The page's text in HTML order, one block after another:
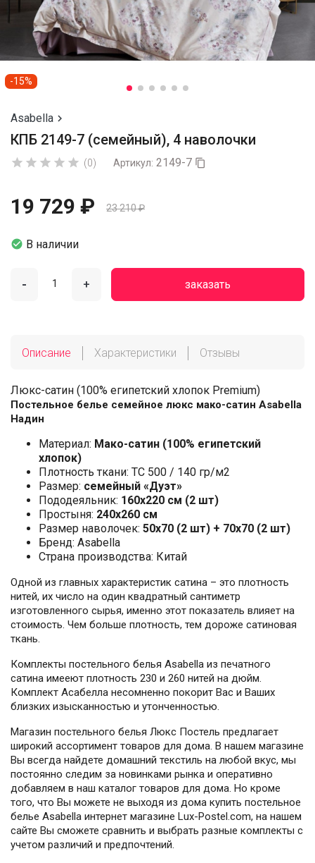
-15%
Asabella 
КПБ 2149-7 (семейный), 4 наволочки
     (0) Артикул: 2149-7 
19 729 ₽ 23 210 ₽
 В наличии
- + заказать
Описание Характеристики Отзывы
Люкс-сатин (100% египетский хлопок Premium)
Постельное белье семейное люкс мако-сатин Asabella
Надин
Материал: Мако-сатин (100% египетский
хлопок)
Плотность ткани: ТС 500 / 140 гр/м2
Размер: семейный «Дуэт»
Пододеяльник: 160х220 см (2 шт)
Простыня: 240х260 см
Размер наволочек: 50x70 (2 шт) + 70x70 (2 шт)
Бренд: Asabella
Страна производства: Китай
Одной из главных характеристик сатина – это плотность
нитей, их число на один квадратный сантиметр
изготовленного сырья, именно этот показатель влияет на
стоимость. Чем больше плотность, тем дороже сатиновая
ткань.
Комплекты постельного белья Asabella из печатного
сатина имееют плотность 230 и 260 нитей на дюйм.
Комплект Асабелла несомненно покорит Вас и Ваших
близких изысканностью и утонченностью.
Магазин постельного белья Люкс Постель предлагает
широкий ассортимент товаров для дома. В нашем магазине
Вы всегда найдете домашний текстиль на любой вкус, мы
постоянно следим за новинками рынка и оперативно
добавляем в наш каталог товаров для дома. Но кроме
того, что Вы можете не выходя из дома купить постельное
белье Asabella интернет магазине Lux-Postel.com, на нашем
сайте Вы сможете сравнить и выбрать разные комплекты с
учетом различий и предпочтений.